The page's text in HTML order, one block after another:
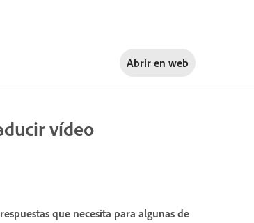
Abrir en web
vídeo
que necesita para algunas de